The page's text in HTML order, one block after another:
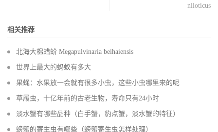
niloticus
相关推荐
北海大棉蜡蚧 Megapulvinaria beihaiensis
世界上最大的蚂蚁有多大
果蝇：水果放一会就有很多小虫，这些小虫哪里来的呢
草履虫，十亿年前的古老生物，寿命只有24小时
淡水蟹有哪些品种（白手蟹，豹点蟹，淡水蟹的特征）
螃蟹的寄生虫有哪些（螃蟹寄生虫怎样处理）